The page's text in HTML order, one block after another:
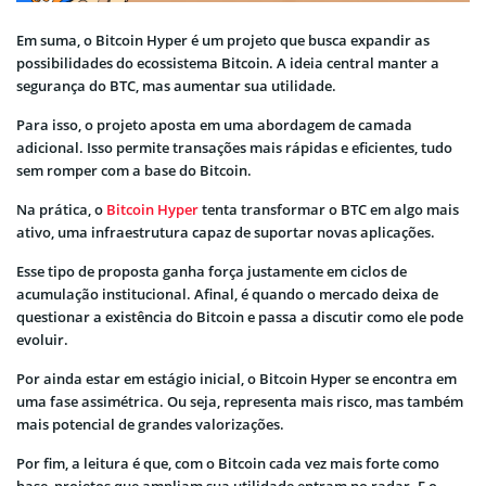
Em suma, o Bitcoin Hyper é um projeto que busca expandir as
possibilidades do ecossistema Bitcoin. A ideia central manter a
segurança do BTC, mas aumentar sua utilidade.
Para isso, o projeto aposta em uma abordagem de camada
adicional. Isso permite transações mais rápidas e eficientes, tudo
sem romper com a base do Bitcoin.
Na prática, o Bitcoin Hypertenta transformar o BTC em algo mais
ativo, uma infraestrutura capaz de suportar novas aplicações.
Esse tipo de proposta ganha força justamente em ciclos de
acumulação institucional. Afinal, é quando o mercado deixa de
questionar a existência do Bitcoin e passa a discutir como ele pode
evoluir.
Por ainda estar em estágio inicial, o Bitcoin Hyper se encontra em
uma fase assimétrica. Ou seja, representa mais risco, mas também
mais potencial de grandes valorizações.
Por fim, a leitura é que, com o Bitcoin cada vez mais forte como